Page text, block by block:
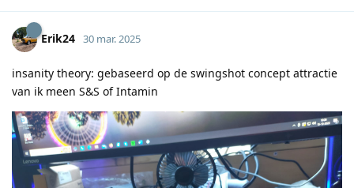
Erik24 30 mar. 2025
insanity theory: gebaseerd op de swingshot concept attractie
van ik meen S&S of Intamin